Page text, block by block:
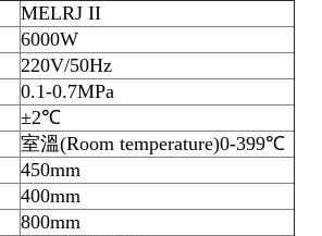
MELRJ II
6000W
220V/50Hz
0.1-0.7MPa
±2℃
室溫(Room temperature)0-399℃
450mm
400mm
800mm